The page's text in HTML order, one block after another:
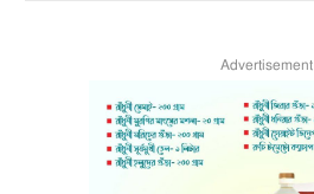
Advertisement